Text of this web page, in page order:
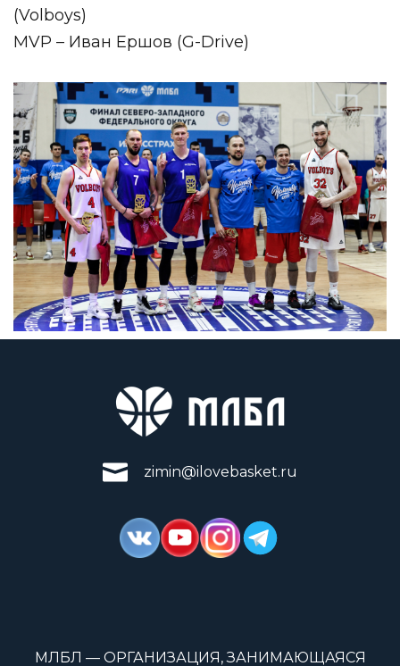
(Volboys)
MVP – Иван Ершов (G-Drive)
zimin@ilovebasket.ru
МЛБЛ — ОРГАНИЗАЦИЯ, ЗАНИМАЮЩАЯСЯ